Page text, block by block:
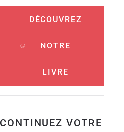
DÉCOUVREZ
NOTRE
LIVRE
CONTINUEZ VOTRE